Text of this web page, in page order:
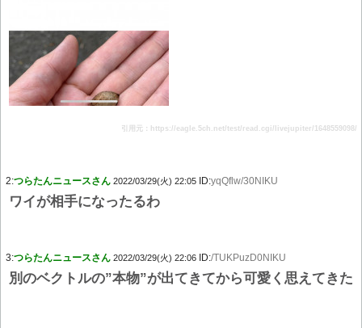
引用元：https://eagle.5ch.net/test/read.cgi/livejupiter/1648559098/
2:つらたんニュースさん 2022/03/29(火) 22:05 ID:yqQflw/30NIKU
ワイが相手になったるわ
3:つらたんニュースさん 2022/03/29(火) 22:06 ID:/TUKPuzD0NIKU
別のベクトルの”本物”が出てきてから可愛く思えてきた